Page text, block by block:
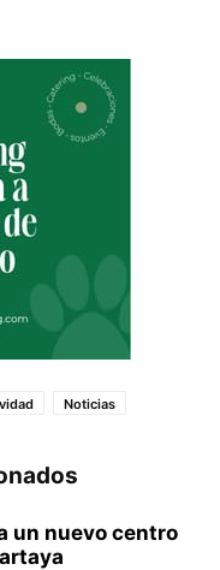
Noticias
un nuevo centro